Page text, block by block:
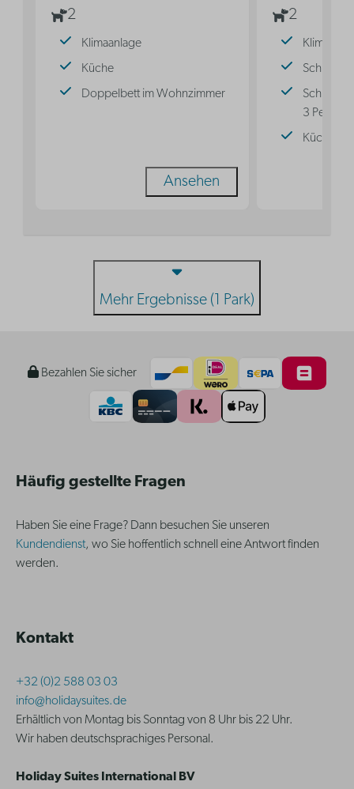
2
Klimaanlage
Küche
Doppelbett im Wohnzimmer
Ansehen
2
3
Küche
Mehr Ergebnisse (1 Park)
Bezahlen Sie sicher
Häufig gestellte Fragen
Haben Sie eine Frage? Dann besuchen Sie unseren
Kundendienst, wo Sie hoffentlich schnell eine Antwort finden
werden.
Kontakt
+32 (0)2 588 03 03
info@holidaysuites.de
Erhältlich von Montag bis Sonntag von 8 Uhr bis 22 Uhr.
Wir haben deutschsprachiges Personal.
Holiday Suites International BV